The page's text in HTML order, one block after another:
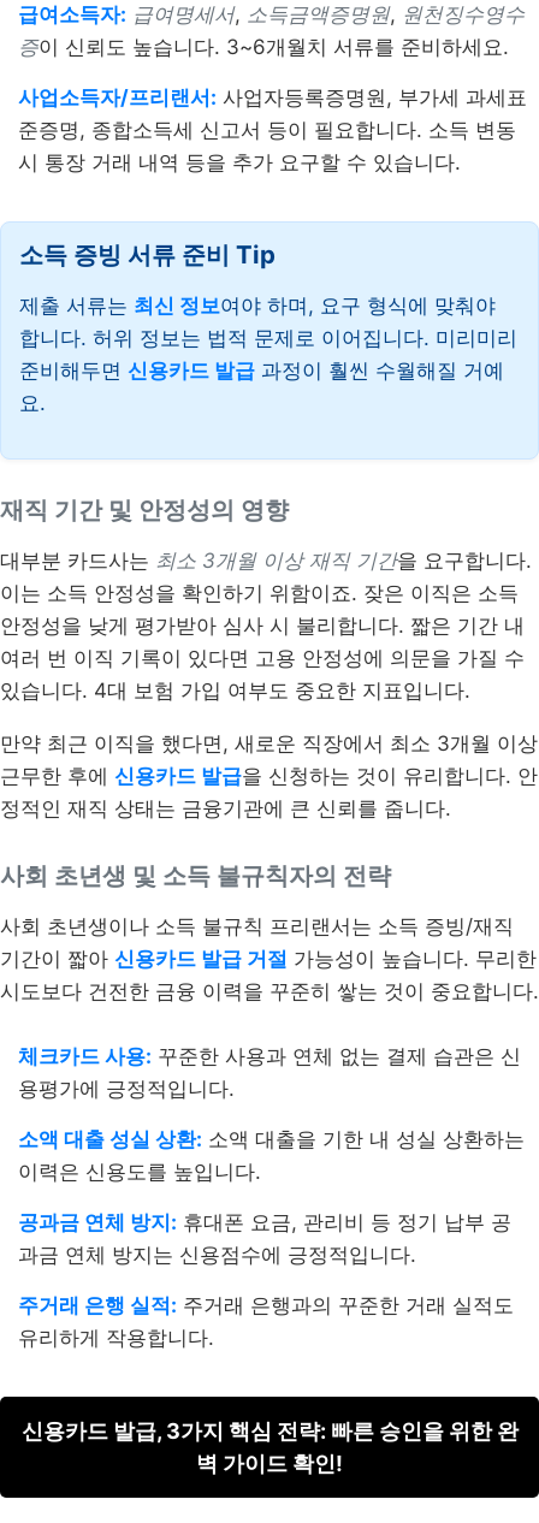
급여소득자: 급여명세서, 소득금액증명원, 원천징수영수
증이 신뢰도 높습니다. 3~6개월치 서류를 준비하세요.
사업소득자/프리랜서: 사업자등록증명원, 부가세 과세표
준증명, 종합소득세 신고서 등이 필요합니다. 소득 변동
시 통장 거래 내역 등을 추가 요구할 수 있습니다.
소득 증빙 서류 준비 Tip
제출 서류는 최신 정보여야 하며, 요구 형식에 맞춰야
합니다. 허위 정보는 법적 문제로 이어집니다. 미리미리
준비해두면 신용카드 발급 과정이 훨씬 수월해질 거예
요.
재직 기간 및 안정성의 영향
대부분 카드사는 최소 3개월 이상 재직 기간을 요구합니다.
이는 소득 안정성을 확인하기 위함이죠. 잦은 이직은 소득
안정성을 낮게 평가받아 심사 시 불리합니다. 짧은 기간 내
여러 번 이직 기록이 있다면 고용 안정성에 의문을 가질 수
있습니다. 4대 보험 가입 여부도 중요한 지표입니다.
만약 최근 이직을 했다면, 새로운 직장에서 최소 3개월 이상
근무한 후에 신용카드 발급을 신청하는 것이 유리합니다. 안
정적인 재직 상태는 금융기관에 큰 신뢰를 줍니다.
사회 초년생 및 소득 불규칙자의 전략
사회 초년생이나 소득 불규칙 프리랜서는 소득 증빙/재직
기간이 짧아 신용카드 발급 거절 가능성이 높습니다. 무리한
시도보다 건전한 금융 이력을 꾸준히 쌓는 것이 중요합니다.
체크카드 사용: 꾸준한 사용과 연체 없는 결제 습관은 신
용평가에 긍정적입니다.
소액 대출 성실 상환: 소액 대출을 기한 내 성실 상환하는
이력은 신용도를 높입니다.
공과금 연체 방지: 휴대폰 요금, 관리비 등 정기 납부 공
과금 연체 방지는 신용점수에 긍정적입니다.
주거래 은행 실적: 주거래 은행과의 꾸준한 거래 실적도
유리하게 작용합니다.
신용카드 발급, 3가지 핵심 전략: 빠른 승인을 위한 완
벽 가이드 확인!